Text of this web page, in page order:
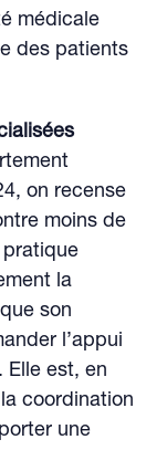
médicale
des patients
on recense
moins de
la
son
l’appui
Elle est, en
coordination
une